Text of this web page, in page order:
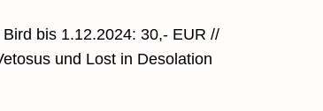
bis 1.12.2024: 30,- EUR //
und Lost in Desolation